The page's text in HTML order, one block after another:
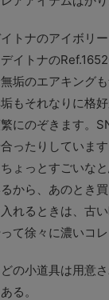
トナのアイボリー
イトナの
垢のエアキング
もそれなりに格
にのぞきます。
ったりしていま
ょっとすごいな
から、あのとき
れるときは、古
て徐々に濃いコ
の小道具は用意
る。